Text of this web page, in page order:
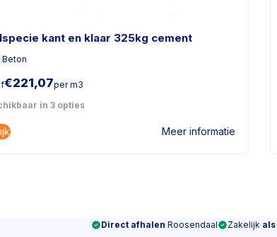
kant en klaar 325kg cement
Beton
€221,07per m3
in 3 opties
Meer informatie
Direct afhalen Roosendaal Zakelijk als